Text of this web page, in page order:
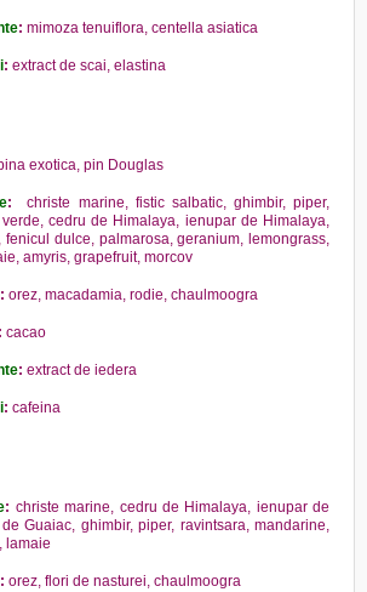
: mimoza tenuiflora, centella asiatica
: extract de scai, elastina
exotica, pin Douglas
:
christe marine, fistic salbatic, ghimbir, piper,
cedru de Himalaya, ienupar de Himalaya,
fenicul dulce, palmarosa, geranium, lemongrass,
amyris, grapefruit, morcov
: orez, macadamia, rodie, chaulmoogra
: cacao
: extract de iedera
: cafeina
: christe marine, cedru de Himalaya, ienupar de
Guaiac, ghimbir, piper, ravintsara, mandarine,
lamaie
: orez, flori de nasturei, chaulmoogra